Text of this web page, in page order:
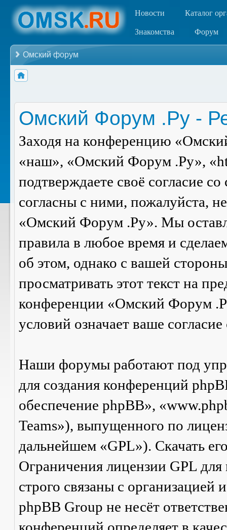
Новости Каталог
Знакомства Форум
Омский форум
Омский Форум .Ру -
Заходя на конференцию
«наш», «Омский Форум .Ру»,
подтверждаете своё согласие
согласны с ними, пожалуйста,
«Омский Форум .Ру». Мы
правила в любое время и
об этом, однако с вашей
просматривать этот текст на
конференции «Омский Форум
условий означает ваше
Наши форумы работают под
для создания конференций
обеспечение phpBB»,
Teams»), выпущенного по
дальнейшем «GPL»). Скачать
Ограничения лицензии GPL
строго связаны с
phpBB Group не несёт